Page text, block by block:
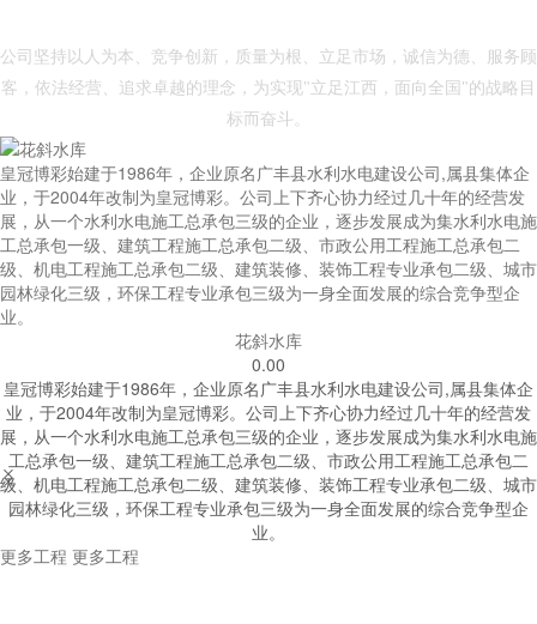
公司坚持以人为本、竞争创新，质量为根、立足市场，诚信为德、服务顾
客，依法经营、追求卓越的理念，为实现"立足江西，面向全国"的战略目
标而奋斗。
皇冠博彩始建于1986年，企业原名广丰县水利水电建设公司,属县集体企
业，于2004年改制为皇冠博彩。公司上下齐心协力经过几十年的经营发
展，从一个水利水电施工总承包三级的企业，逐步发展成为集水利水电施
工总承包一级、建筑工程施工总承包二级、市政公用工程施工总承包二
级、机电工程施工总承包二级、建筑装修、装饰工程专业承包二级、城市
园林绿化三级，环保工程专业承包三级为一身全面发展的综合竞争型企
业。
花斜水库
0.00
皇冠博彩始建于1986年，企业原名广丰县水利水电建设公司,属县集体企
业，于2004年改制为皇冠博彩。公司上下齐心协力经过几十年的经营发
展，从一个水利水电施工总承包三级的企业，逐步发展成为集水利水电施
工总承包一级、建筑工程施工总承包二级、市政公用工程施工总承包二
级、机电工程施工总承包二级、建筑装修、装饰工程专业承包二级、城市
园林绿化三级，环保工程专业承包三级为一身全面发展的综合竞争型企
业。


更多工程 更多工程